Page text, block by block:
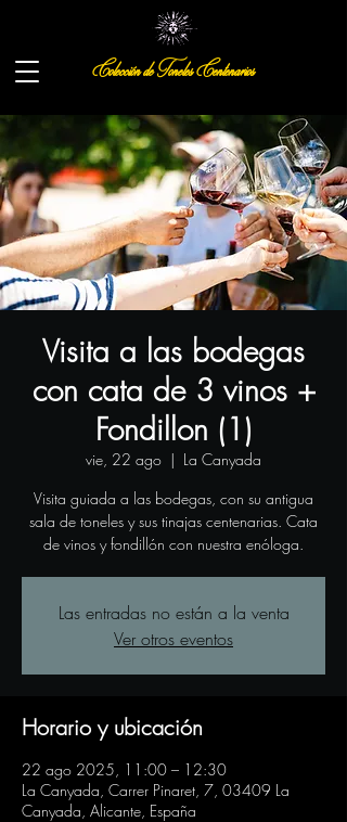
Colección de Toneles Centenarios
Visita a las bodegas
con cata de 3 vinos +
Fondillon (1)
vie, 22 ago
  |
La Canyada
Visita guiada a las bodegas, con su antigua
sala de toneles y sus tinajas centenarias. Cata
de vinos y fondillón con nuestra enóloga.
Las entradas no están a la venta
Ver otros eventos
Horario y ubicación
22 ago 2025, 11:00 – 12:30
La Canyada, Carrer Pinaret, 7, 03409 La
Canyada, Alicante, España